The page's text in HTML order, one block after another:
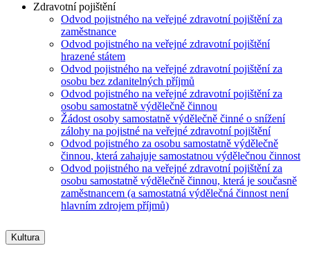
Zdravotní pojištění
Odvod pojistného na veřejné zdravotní pojištění za
zaměstnance
Odvod pojistného na veřejné zdravotní pojištění
hrazené státem
Odvod pojistného na veřejné zdravotní pojištění za
osobu bez zdanitelných příjmů
Odvod pojistného na veřejné zdravotní pojištění za
osobu samostatně výdělečně činnou
Žádost osoby samostatně výdělečně činné o snížení
zálohy na pojistné na veřejné zdravotní pojištění
Odvod pojistného za osobu samostatně výdělečně
činnou, která zahajuje samostatnou výdělečnou činnost
Odvod pojistného na veřejné zdravotní pojištění za
osobu samostatně výdělečně činnou, která je současně
zaměstnancem (a samostatná výdělečná činnost není
hlavním zdrojem příjmů)
Kultura